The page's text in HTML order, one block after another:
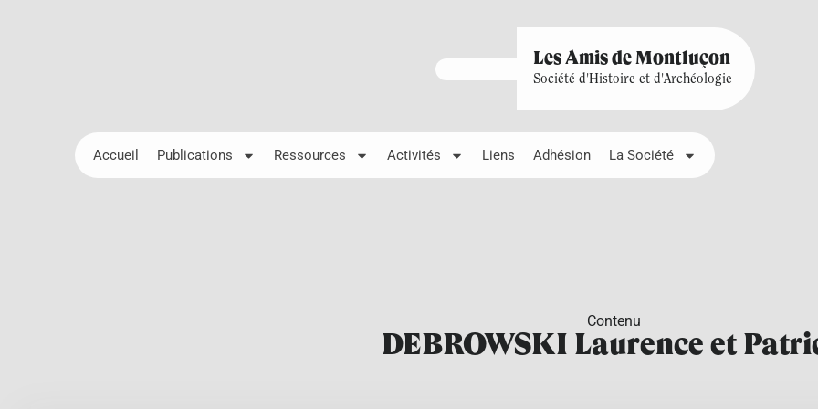
Les Amis de Montluçon
Société d'Histoire et d'Archéologie
Accueil Publications Ressources Activités Liens Adhésion La Société
Contenu
DEBROWSKI Laurence et